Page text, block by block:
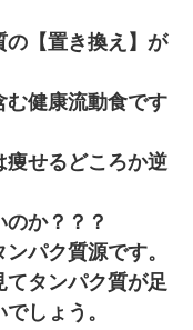
の【置き換え】が
む健康流動食です
痩せるどころか逆
か？？？
パク質源です。
てタンパク質が足
しょう。